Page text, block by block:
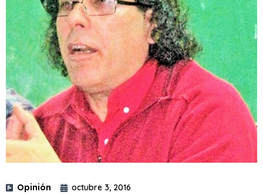
Opinión octubre 3, 2016